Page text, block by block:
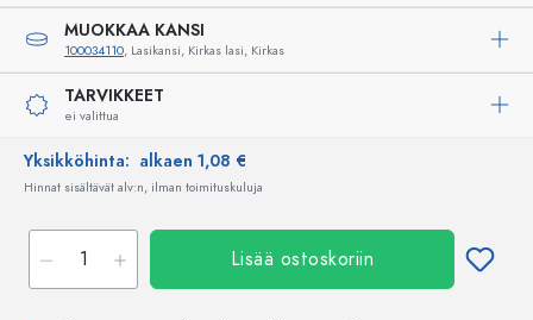
MUOKKAA KANSI
100034110, Lasikansi, Kirkas lasi, Kirkas
TARVIKKEET
ei valittua
Yksikköhinta: alkaen 1,08 €
Hinnat sisältävät alv:n, ilman toimituskuluja
Lisää ostoskoriin